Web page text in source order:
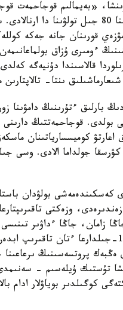
كورمە ساياسي قۋعىن- سۇرگىننىڭ باستالعانىنا
ءومىرى ۇزاق
قالاسىندا دۇنيەگە
ىنتا-
بارلىق ءتۇرىنىڭ دامۋىنا
كوميسسارياتىنان
جولداما الادى. وسى
بولۋدان
وزەكتى
اكۆارەلدەر توپتاماسىندا كورىنىس تاپتى. 1930-
پروتسەسىنىڭ ىرعاعىنا
تۇستىك ۇيلەسىم -
كوگىلدىر بوياۋلار ادام